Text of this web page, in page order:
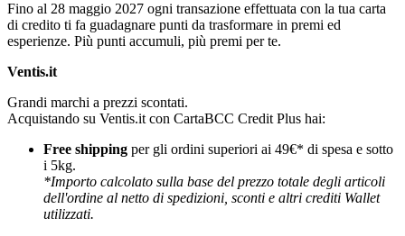
Fino al 28 maggio 2027 ogni transazione effettuata con la tua carta
di credito ti fa guadagnare punti da trasformare in premi ed
esperienze. Più punti accumuli, più premi per te.
Ventis.it
Grandi marchi a prezzi scontati.
Acquistando su Ventis.it con CartaBCC Credit Plus hai:
Free shipping per gli ordini superiori ai 49€* di spesa e sotto
i 5kg.
*Importo calcolato sulla base del prezzo totale degli articoli
dell'ordine al netto di spedizioni, sconti e altri crediti Wallet
utilizzati.